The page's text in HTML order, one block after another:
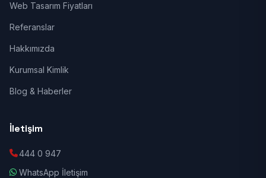
Web Tasarım Fiyatları
Referanslar
Hakkımızda
Kurumsal Kimlik
Blog & Haberler
İletişim
444 0 947
WhatsApp İletişim